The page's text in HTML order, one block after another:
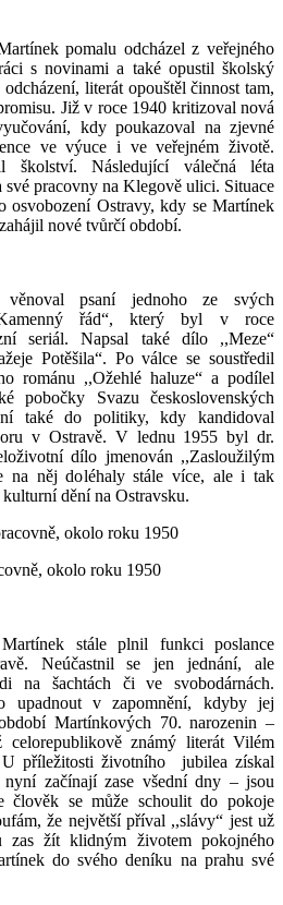
pomalu odcházel z veřejného
s novinami a také opustil školský
literát opouštěl činnost tam,
Již v roce 1940 kritizoval nová
kdy poukazoval na zjevné
ve výuce i ve veřejném životě.
Následující válečná léta
pracovny na Klegově ulici. Situace
osvobození Ostravy, kdy se Martínek
nové tvůrčí období.
psaní jednoho ze svých
řád“, který byl v roce
seriál. Napsal také dílo ,,Meze“
Potěšila“. Po válce se soustředil
románu ,,Ožehlé haluze“ a podílel
pobočky Svazu československých
také do politiky, kdy kandidoval
v Ostravě. V lednu 1955 byl dr.
dílo jmenován ,,Zasloužilým
na něj doléhaly stále více, ale i tak
dění na Ostravsku.
okolo roku 1950
stále plnil funkci poslance
Neúčastnil se jen jednání, ale
na šachtách či ve svobodárnách.
upadnout v zapomnění, kdyby jej
Martínkových 70. narozenin –
známý literát Vilém
příležitosti životního jubilea získal
začínají zase všední dny – jsou
člověk se může schoulit do pokoje
že největší příval ,,slávy“ jest už
žít klidným životem pokojného
do svého deníku na prahu své